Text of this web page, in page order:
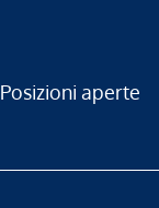
Posizioni aperte